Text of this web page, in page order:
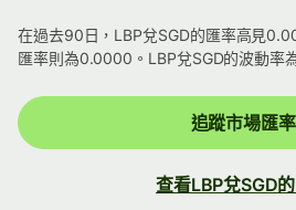
在過去90日，LBP兌SGD的匯率高見
匯率則為0.0000。LBP兌SGD的波動率
追蹤市場匯率
查看LBP兌SGD